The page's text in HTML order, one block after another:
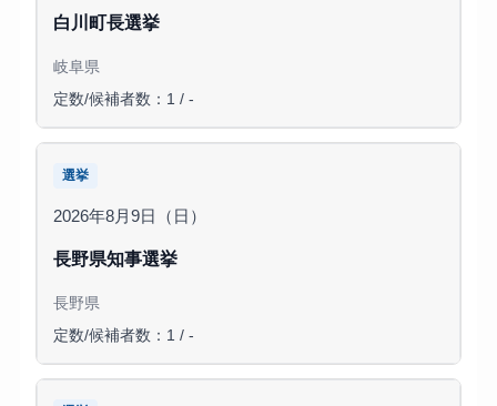
白川町長選挙
岐阜県
定数/候補者数：1 / -
選挙
2026年8月9日（日）
長野県知事選挙
長野県
定数/候補者数：1 / -